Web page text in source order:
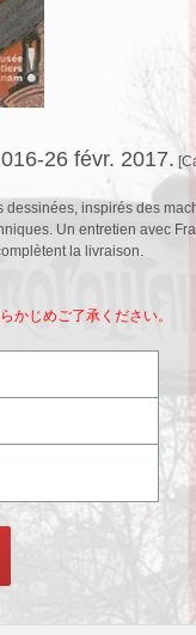
26 févr. 2017.
inspirés des
Un entretien avec
la livraison.
かじめご了承ください。